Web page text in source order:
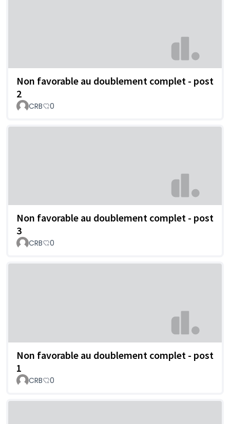
Non favorable au doublement complet - post
2
CRB 0
Non favorable au doublement complet - post
3
CRB 0
Non favorable au doublement complet - post
1
CRB 0